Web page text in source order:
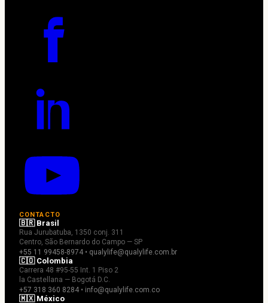
CONTACTO
🇧🇷 Brasil
Rua Jurubatuba, 1350 conj. 311
Centro, São Bernardo do Campo — SP
+55 11 99458-8974 • qualylife@qualylife.com.br
🇨🇴 Colombia
Carrera 48 #95-55 Int. 1 Piso 2
la Castellana — Bogotá D.C.
+57 318 360 8284 • info@qualylife.com.co
🇲🇽 México